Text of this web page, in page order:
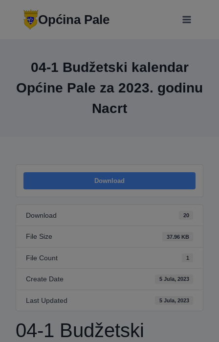
Općina Pale
04-1 Budžetski kalendar
Općine Pale za 2023. godinu
Nacrt
Download
Download 20
File Size 37.96 KB
File Count 1
Create Date 5 Jula, 2023
Last Updated 5 Jula, 2023
04-1 Budžetski